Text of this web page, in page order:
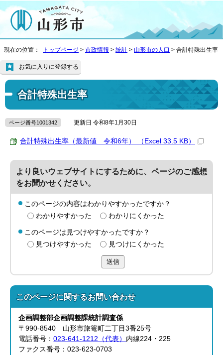
現在の位置： トップページ > 市政情報 > 統計 > 山形市の人口 > 合計特殊出生率
合計特殊出生率
お気に入りに登録する
ページ番号1001342 更新日 令和8年1月30日
合計特殊出生率（最新値 令和6年） （Excel 33.5 KB）
より良いウェブサイトにするために、ページのご感想
をお聞かせください。
このページの内容はわかりやすかったですか？
わかりやすかった
わかりにくかった
このページは見つけやすかったですか？
見つけやすかった
見つけにくかった
送信
このページに関するお問い合わせ
企画調整部企画調整課統計調査係
〒990-8540 山形市旅篭町二丁目3番25号
電話番号：023-641-1212（代表） 内線224・225
ファクス番号：023-623-0703